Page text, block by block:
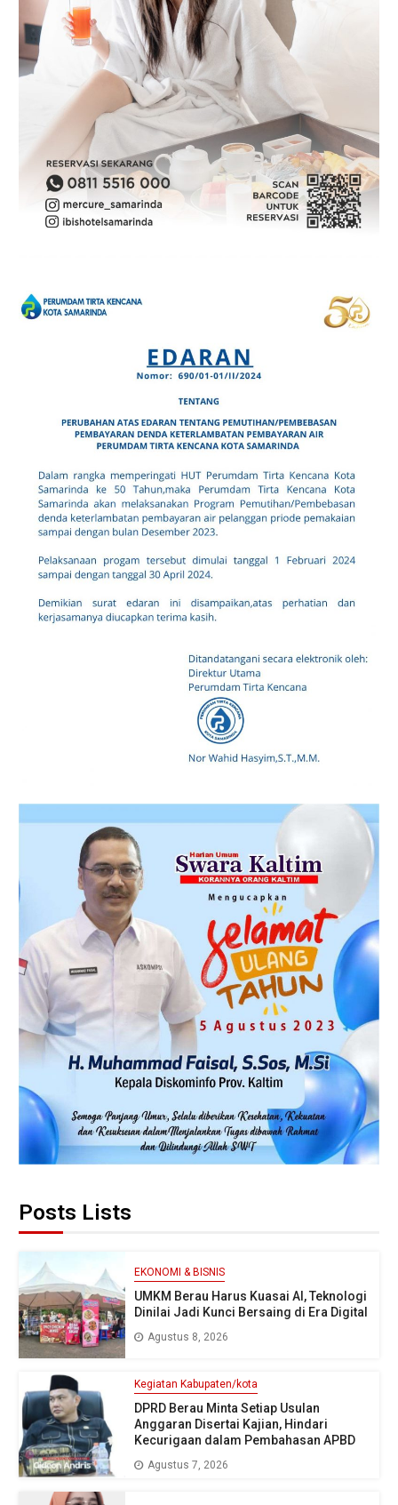
Posts Lists
EKONOMI & BISNIS
UMKM Berau Harus Kuasai AI, Teknologi
Dinilai Jadi Kunci Bersaing di Era Digital
Agustus 8, 2026
Kegiatan Kabupaten/kota
DPRD Berau Minta Setiap Usulan
Anggaran Disertai Kajian, Hindari
Kecurigaan dalam Pembahasan APBD
Agustus 7, 2026